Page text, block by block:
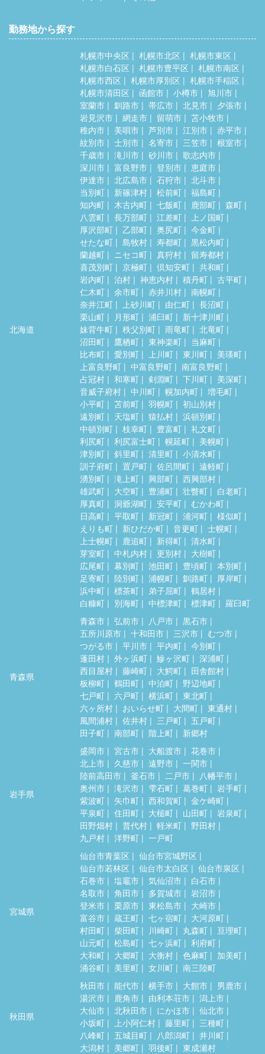
勤務地から探す
北海道
札幌市中央区 札幌市北区
札幌市東区
札幌市白石区
札幌市豊平区
札幌市南区
札幌市西区
札幌市厚別区
札幌市手稲区
札幌市清田区
函館市 小樽市
旭川市
室蘭市
釧路市 帯広市 北見市
夕張市
岩見沢市
網走市 留萌市
苫小牧市
稚内市
美唄市 芦別市 江別市
赤平市
紋別市
士別市 名寄市 三笠市
根室市
千歳市
滝川市 砂川市
歌志内市
深川市
富良野市 登別市
恵庭市
伊達市
北広島市 石狩市
北斗市
当別町
新篠津村 松前町
福島町
知内町
木古内町 七飯町 鹿部町
森町
八雲町
長万部町 江差町
上ノ国町
厚沢部町
乙部町 奥尻町
今金町
せたな町
島牧村 寿都町
黒松内町
蘭越町
ニセコ町 真狩村
留寿都村
喜茂別町
京極町 倶知安町
共和町
岩内町
泊村 神恵内村 積丹町
古平町
仁木町
余市町 赤井川村
南幌町
奈井江町
上砂川町 由仁町
長沼町
栗山町
月形町 浦臼町
新十津川町
妹背牛町
秩父別町 雨竜町
北竜町
沼田町
鷹栖町 東神楽町
当麻町
比布町
愛別町 上川町 東川町
美瑛町
上富良野町
中富良野町
南富良野町
占冠村
和寒町 剣淵町 下川町
美深町
音威子府村
中川町 幌加内町
増毛町
小平町
苫前町 羽幌町
初山別村
遠別町
天塩町 猿払村
浜頓別町
中頓別町
枝幸町 豊富町
礼文町
利尻町
利尻富士町 幌延町
美幌町
津別町
斜里町 清里町
小清水町
訓子府町
置戸町 佐呂間町
遠軽町
湧別町
滝上町 興部町
西興部村
雄武町
大空町 豊浦町 壮瞥町
白老町
厚真町
洞爺湖町 安平町
むかわ町
日高町
平取町 新冠町 浦河町
様似町
えりも町
新ひだか町 音更町
士幌町
上士幌町
鹿追町 新得町
清水町
芽室町
中札内村 更別村
大樹町
広尾町
幕別町 池田町 豊頃町
本別町
足寄町
陸別町 浦幌町 釧路町
厚岸町
浜中町
標茶町 弟子屈町
鶴居村
白糠町
別海町 中標津町 標津町 羅臼町
青森県
青森市 弘前市 八戸市
黒石市
五所川原市
十和田市 三沢市
むつ市
つがる市
平川市 平内町
今別町
蓬田村
外ヶ浜町 鰺ヶ沢町
深浦町
西目屋村
藤崎町 大鰐町
田舎館村
板柳町
鶴田町 中泊町
野辺地町
七戸町
六戸町 横浜町
東北町
六ヶ所村
おいらせ町 大間町
東通村
風間浦村
佐井村 三戸町
五戸町
田子町
南部町 階上町 新郷村
岩手県
盛岡市 宮古市 大船渡市
花巻市
北上市
久慈市 遠野市
一関市
陸前高田市
釜石市 二戸市
八幡平市
奥州市
滝沢市 雫石町 葛巻町
岩手町
紫波町
矢巾町 西和賀町
金ケ崎町
平泉町
住田町 大槌町 山田町
岩泉町
田野畑村
普代村 軽米町
野田村
九戸村
洋野町 一戸町
宮城県
仙台市青葉区
仙台市宮城野区
仙台市若林区
仙台市太白区
仙台市泉区
石巻市
塩竈市 気仙沼市
白石市
名取市
角田市 多賀城市
岩沼市
登米市
栗原市 東松島市
大崎市
富谷市
蔵王町 七ヶ宿町
大河原町
村田町
柴田町 川崎町 丸森町
亘理町
山元町
松島町 七ヶ浜町
利府町
大和町
大郷町 大衡村 色麻町
加美町
涌谷町
美里町 女川町 南三陸町
秋田県
秋田市 能代市 横手市 大館市
男鹿市
湯沢市
鹿角市 由利本荘市
潟上市
大仙市
北秋田市 にかほ市
仙北市
小坂町
上小阿仁村 藤里町
三種町
八峰町
五城目町 八郎潟町
井川町
大潟村
美郷町 羽後町 東成瀬村